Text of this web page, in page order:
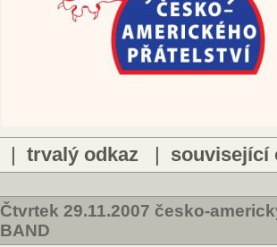
| trvalý odkaz | související
Čtvrtek 29.11.2007 česko-
BAND